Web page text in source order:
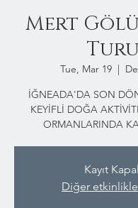
Mert
Turu
Tue, Mar 19
  |
İĞNEADA'DA SON
KEYİFLİ DOĞA
ORMANLARINDA
Kayıt
Diğer